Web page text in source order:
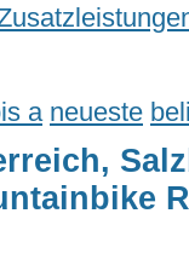
a neueste